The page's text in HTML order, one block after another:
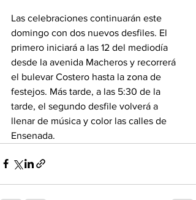
Las celebraciones continuarán este
domingo con dos nuevos desfiles. El
primero iniciará a las 12 del mediodía
desde la avenida Macheros y recorrerá
el bulevar Costero hasta la zona de
festejos. Más tarde, a las 5:30 de la
tarde, el segundo desfile volverá a
llenar de música y color las calles de
Ensenada.